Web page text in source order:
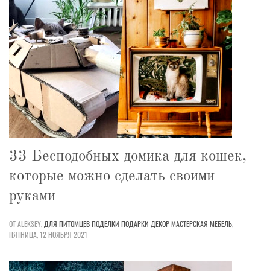
33 Бесподобных домика для кошек,
которые можно сделать своими
руками
ОТ ALEKSEY, ДЛЯ ПИТОМЦЕВПОДЕЛКИ ПОДАРКИ ДЕКОРМАСТЕРСКАЯ МЕБЕЛЬ,
ПЯТНИЦА, 12 НОЯБРЯ 2021